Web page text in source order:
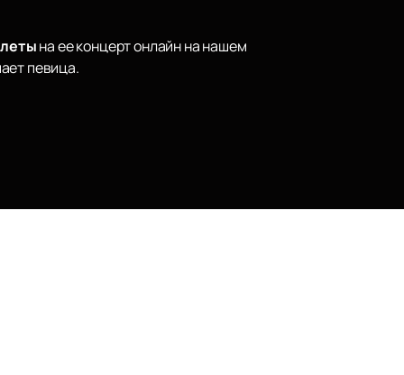
на ее концерт онлайн на нашем
певица.